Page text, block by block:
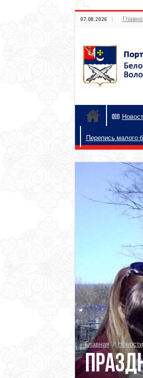
07.08.2026
Перепись малого
Главная / Новости